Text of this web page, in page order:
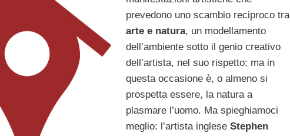
prevedono uno scambio reciproco tra
arte e natura, un modellamento
dell’ambiente sotto il genio creativo
dell’artista, nel suo rispetto; ma in
questa occasione è, o almeno si
prospetta essere, la natura a
plasmare l’uomo. Ma spieghiamoci
meglio: l’artista inglese Stephen